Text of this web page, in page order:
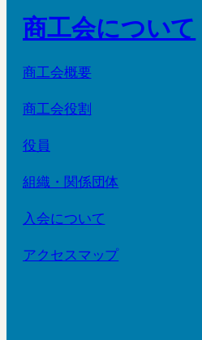
商工会について
商工会概要
商工会役割
役員
組織・関係団体
入会について
アクセスマップ